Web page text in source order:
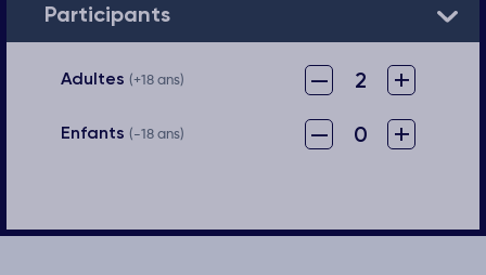
Participants
Adultes (+18 ans) – 2 +
Enfants (-18 ans) – 0 +